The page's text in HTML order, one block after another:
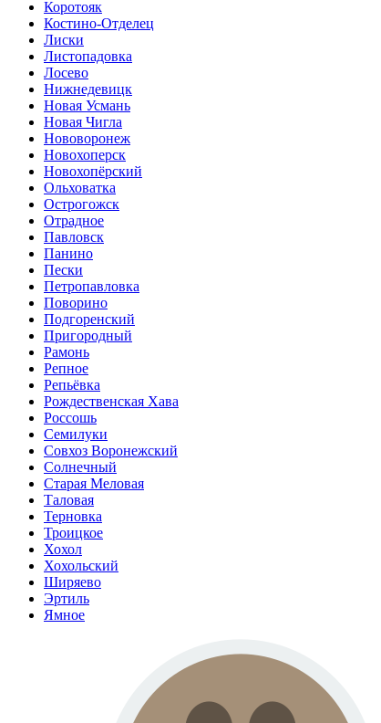
Коротояк
Костино-Отделец
Лиски
Листопадовка
Лосево
Нижнедевицк
Новая Усмань
Новая Чигла
Нововоронеж
Новохоперск
Новохопёрский
Ольховатка
Острогожск
Отрадное
Павловск
Панино
Пески
Петропавловка
Поворино
Подгоренский
Пригородный
Рамонь
Репное
Репьёвка
Рождественская Хава
Россошь
Семилуки
Совхоз Воронежский
Солнечный
Старая Меловая
Таловая
Терновка
Троицкое
Хохол
Хохольский
Ширяево
Эртиль
Ямное